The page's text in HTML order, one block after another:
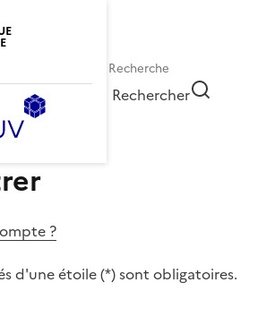
Rechercher
?
d'une étoile (*) sont obligatoires.